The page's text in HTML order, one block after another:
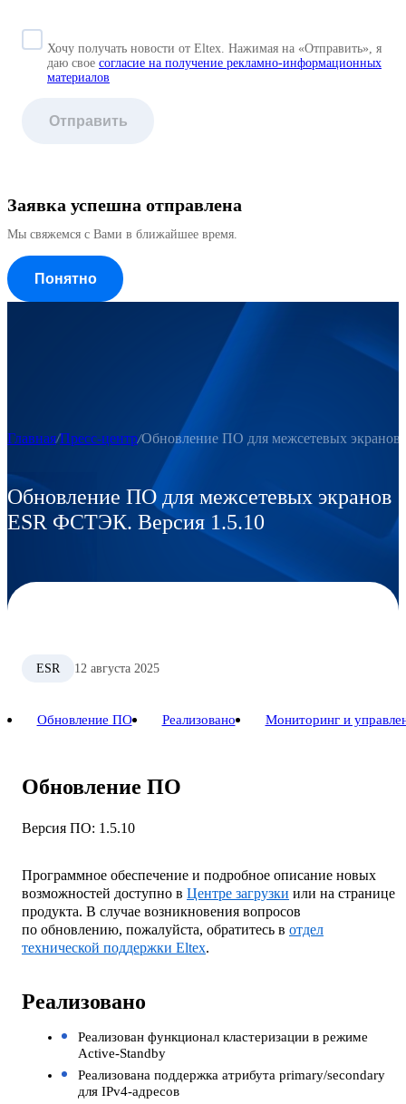
Хочу получать новости от Eltex. Нажимая на «Отправить», я
даю свое согласие на получение рекламно-информационных
материалов
Отправить
Заявка успешна отправлена
Мы свяжемся с Вами в ближайшее время.
Понятно
Главная Пресс-центр Обновление ПО для межсетевых
Обновление ПО для межсетевых экранов
ESR ФСТЭК. Версия 1.5.10
ESR 12 августа 2025
Обновление ПО Реализовано Мониторинг и
Обновление ПО
Версия ПО: 1.5.10
Программное обеспечение и подробное описание новых
возможностей доступно в Центре загрузки или на странице
продукта. В случае возникновения вопросов
по обновлению, пожалуйста, обратитесь в отдел
технической поддержки Eltex.
Реализовано
Реализован функционал кластеризации в режиме
Active-Standby
Реализована поддержка атрибута primary/secondary
для IPv4-адресов